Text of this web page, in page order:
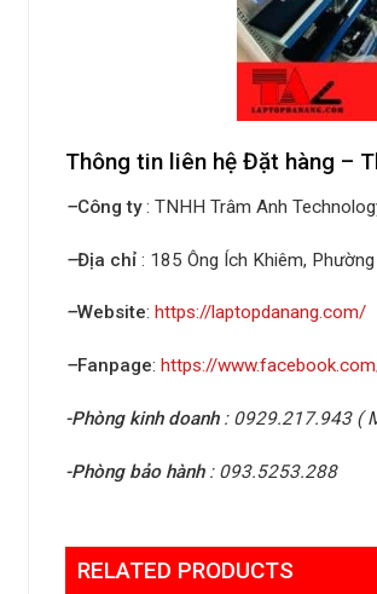
Thông tin liên hệ Đặt hàng –
–Công ty: TNHH Trâm Anh
–Địa chỉ : 185 Ông Ích Khiêm,
–Website: https://laptopdanang.com/
–Fanpage: https://
-Phòng kinh doanh: 0929.217.943 (
-Phòng bảo hành: 093.5253.288
RELATED PRODUCTS